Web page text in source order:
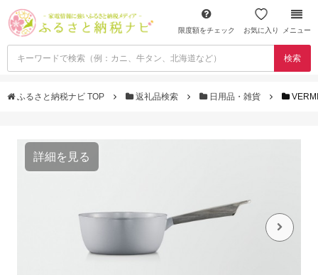
限度額をチェック お気に入り メニュー
検索
ふるさと納税ナビ TOP 返礼品検索 日用品・雑貨
詳細を見る